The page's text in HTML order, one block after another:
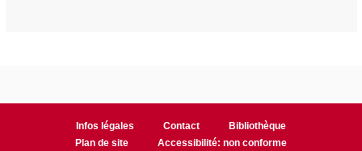
Infos légales Contact
Bibliothèque
Plan de site
Accessibilité: non conforme